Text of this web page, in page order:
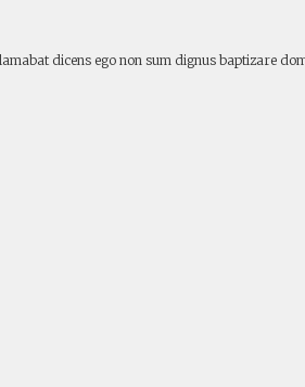
dicens ego non sum dignus baptizare